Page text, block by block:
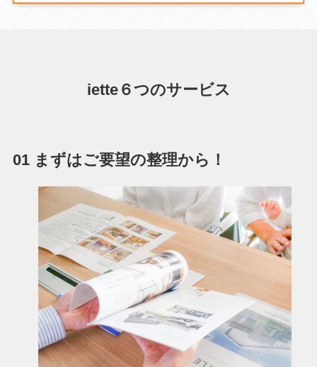
iette６つのサービス
01 まずはご要望の整理から！